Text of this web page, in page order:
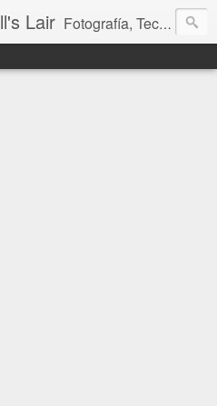
Lair Fotografía, Tecnología, Cine y Videojuegos en un Blog Multitemática. El rinconcito del creador de FotoMuseo 3D y Left 4 SGC.